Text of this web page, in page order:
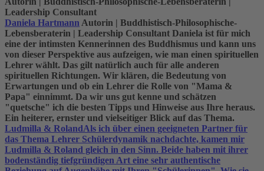
Leadership Consultant
Daniela HartmannAutorin | Buddhistisch-Philosophische-
Lebensberaterin | Leadership Consultant Daniela ist für mich
eine der intimsten Kennerinnen des Buddhismus und kann uns
von dieser Perspektive aus aufzeigen, wie man einen spirituellen
Lehrer wählt. Das gilt natürlich auch für alle anderen
spirituellen Richtungen. Wir klären, die Bedeutung von
Erwartungen und ob ein Lehrer die Rolle von "Mama &
Papa" einnimmt. Da wir uns gut kenne und schätzen
"quetsche" ich die besten Tipps und Hinweise aus Ihre heraus.
Ein heiterer, ernster und vielseitiger Blick auf das Thema.
Ludmilla & RolandAls ich über einen geeigneten Partner für
das Thema Lehrer Schülerdynamik nachdachte, kamen mir
Ludmilla & Roland gleich in den Sinn. Beide haben mit ihrer
bodenständig tiefgründigen Art eine sehr authentische